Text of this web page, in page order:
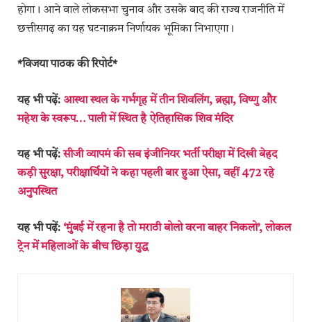
होगा। आने वाले लोकसभा चुनाव और उसके बाद की राज्य राजनीति में
छत्तीसगढ़ का यह घटनाक्रम निर्णायक भूमिका निभाएगा।
*विजया पाठक की रिपोर्ट*
यह भी पढ़ें: आस्था स्थल के गर्भगृह में तीन शिवलिंग, ब्रह्मा, विष्णु और
महेश के स्वरूप… पाली में स्थित है ऐतिहासिक शिव मंदिर
यह भी पढ़ें:सीजी व्यापमं की सब इंजीनियर भर्ती परीक्षा में दिखी बेहद
कड़ी सुरक्षा, परीक्षार्थियों ने कहा पहली बार हुआ ऐसा, वहीं 472 रहे
अनुपस्थित
यह भी पढ़ें: ‘मुंबई में रहना है तो मराठी बोलो वरना बाहर निकलो’, लोकल
ट्रेन में महिलाओं के बीच छिड़ा युद्ध